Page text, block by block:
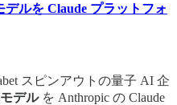
ルを Claude プラットフォ
スピンアウトの量子 AI 企
デルを Anthropic の Claude